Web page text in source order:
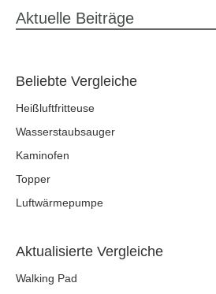
Aktuelle Beiträge
Beliebte Vergleiche
Heißluftfritteuse
Wasserstaubsauger
Kaminofen
Topper
Luftwärmepumpe
Aktualisierte Vergleiche
Walking Pad